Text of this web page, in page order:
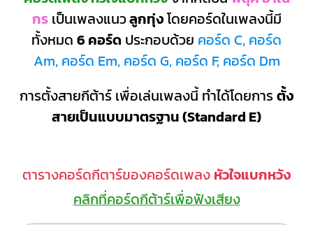
กรเป็นเพลงแนวลูกทุ่งโดยคอร์ดในเพลงนี้มี
ทั้งหมด 6 คอร์ด ประกอบด้วย คอร์ด C, คอร์ด
Am, คอร์ด Em, คอร์ด G, คอร์ด F, คอร์ด Dm
การตั้งสายกีต้าร์ เพื่อเล่นเพลงนี้ ทำได้โดยการตั้ง
สายเป็นแบบมาตรฐาน (Standard E)
ตารางคอร์ดกีตาร์ของคอร์ดเพลง หัวใจแบกหวัง
คลิกที่คอร์ดกีต้าร์เพื่อฟังเสียง